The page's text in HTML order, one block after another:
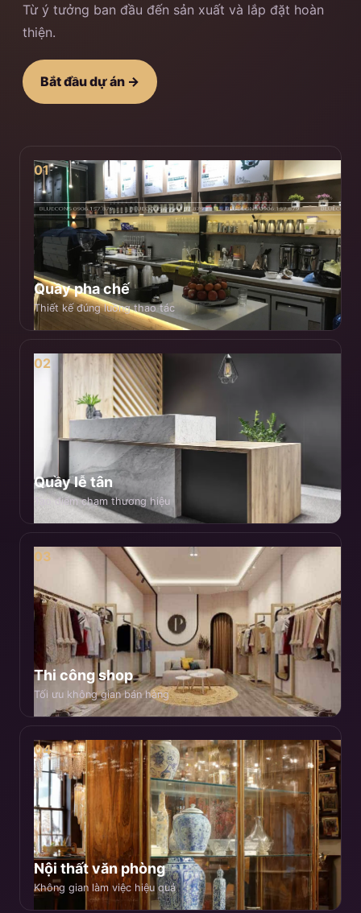
Từ ý tưởng ban đầu đến sản xuất và lắp đặt hoàn
thiện.
Bắt đầu dự án →
01
Quầy pha chế
Thiết kế đúng luồng thao tác
02
Quầy lễ tân
Tạo điểm chạm thương hiệu
03
Thi công shop
Tối ưu không gian bán hàng
04
Nội thất văn phòng
Không gian làm việc hiệu quả